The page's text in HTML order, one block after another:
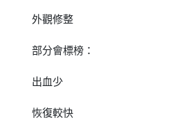
外觀修整
部分會標榜：
出血少
恢復較快